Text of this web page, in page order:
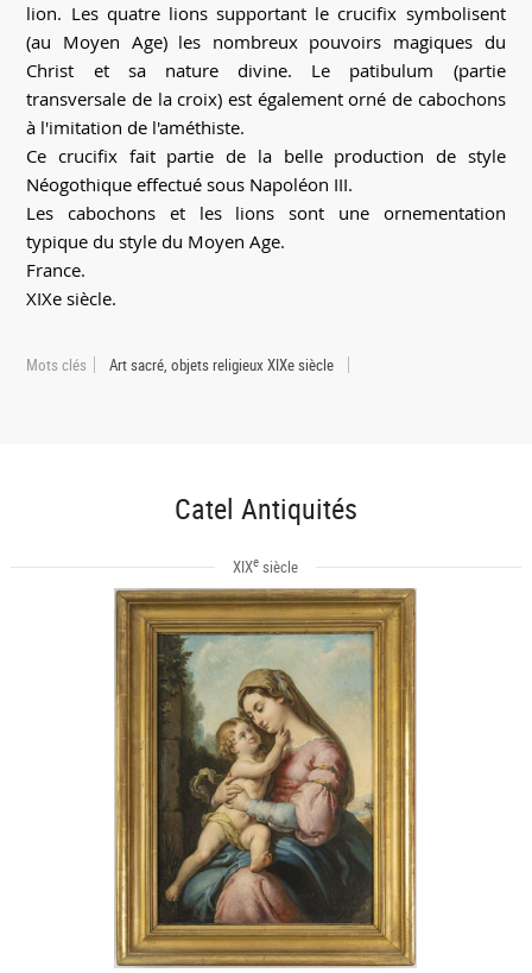
lion. Les quatre lions supportant le crucifix symbolisent
(au Moyen Age) les nombreux pouvoirs magiques du
Christ et sa nature divine. Le patibulum (partie
transversale de la croix) est également orné de cabochons
à l'imitation de l'améthiste.
Ce crucifix fait partie de la belle production de style
Néogothique effectué sous Napoléon III.
Les cabochons et les lions sont une ornementation
typique du style du Moyen Age.
France.
XIXe siècle.
Mots clés Art sacré, objets religieux XIXe siècle
Catel Antiquités
XIXe siècle